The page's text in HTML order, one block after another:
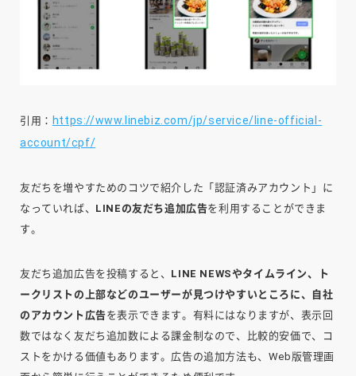
引用： https://www.linebiz.com/jp/service/line-official-
account/cpf/
友だちを増やすためのコツで紹介した「認証済みアカウント」に
なっていれば、 LINEの友だち追加広告を利用することができま
す。
友だち追加広告を投稿すると、 LINE NEWSやタイムライン、ト
ークリストの上部などのユーザーが見つけやすいところに、自社
のアカウント広告を表示できます。有料にはなりますが、表示回
数ではなく友だち追加数による課金制なので、比較的安価で、コ
ストをかける価値もあります。広告の追加方法も、Web版管理画